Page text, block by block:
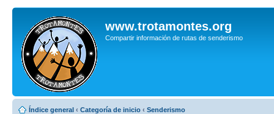
www.trotamontes.org
Compartir información de rutas de senderismo
Índice general ‹ Categoría de inicio ‹ Senderismo